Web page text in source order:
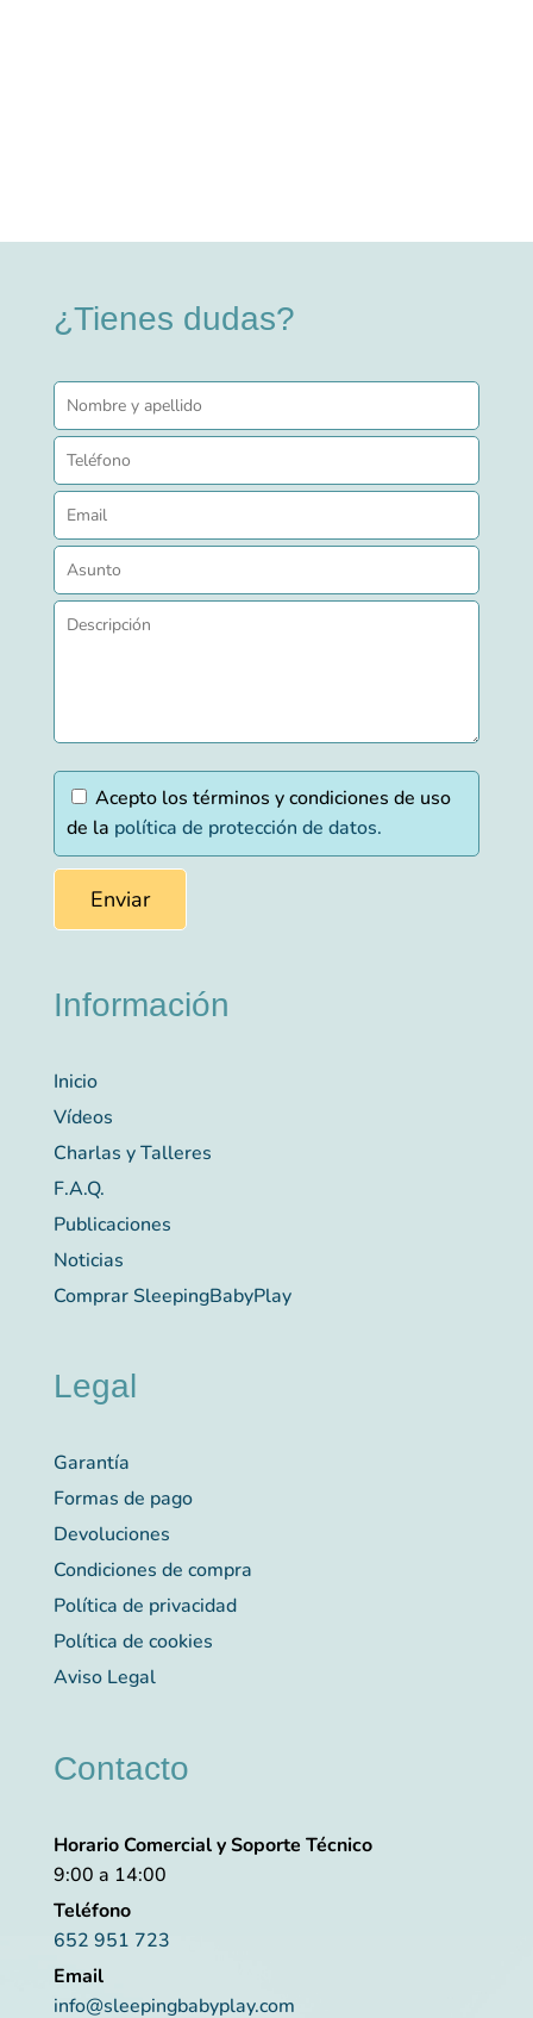
¿Tienes dudas?
Acepto los términos y condiciones de uso
de la política de protección de datos.
Información
Inicio
Vídeos
Charlas y Talleres
F.A.Q.
Publicaciones
Noticias
Comprar SleepingBabyPlay
Legal
Garantía
Formas de pago
Devoluciones
Condiciones de compra
Política de privacidad
Política de cookies
Aviso Legal
Contacto
Horario Comercial y Soporte Técnico
9:00 a 14:00
Teléfono
652 951 723
Email
info@sleepingbabyplay.com